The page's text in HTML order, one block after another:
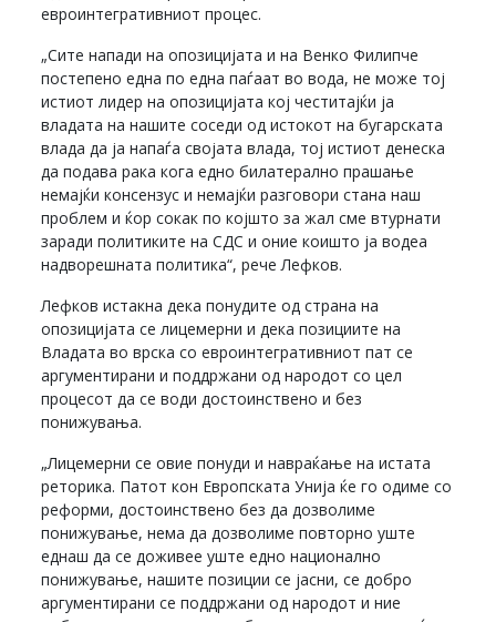
евроинтегративниот процес.
„Сите напади на опозицијата и на Венко Филипче
постепено една по една паѓаат во вода, не може тој
истиот лидер на опозицијата кој честитајќи ја
владата на нашите соседи од истокот на бугарската
влада да ја напаѓа својата влада, тој истиот денеска
да подава рака кога едно билатерално прашање
немајќи консензус и немајќи разговори стана наш
проблем и ќор сокак по којшто за жал сме втурнати
заради политиките на СДС и оние коишто ја водеа
надворешната политика“, рече Лефков.
Лефков истакна дека понудите од страна на
опозицијата се лицемерни и дека позициите на
Владата во врска со евроинтегративниот пат се
аргументирани и поддржани од народот со цел
процесот да се води достоинствено и без
понижувања.
„Лицемерни се овие понуди и навраќање на истата
реторика. Патот кон Европската Унија ќе го одиме со
реформи, достоинствено без да дозволиме
понижување, нема да дозволиме повторно уште
еднаш да се доживее уште едно национално
понижување, нашите позиции се јасни, се добро
аргументирани се поддржани од народот и ние